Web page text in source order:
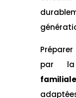
par la
familiale